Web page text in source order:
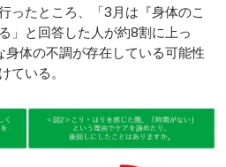
ったところ、「3月は『身体のこ
」と回答した人が約8割に上っ
体の不調が存在している可能性
ている。